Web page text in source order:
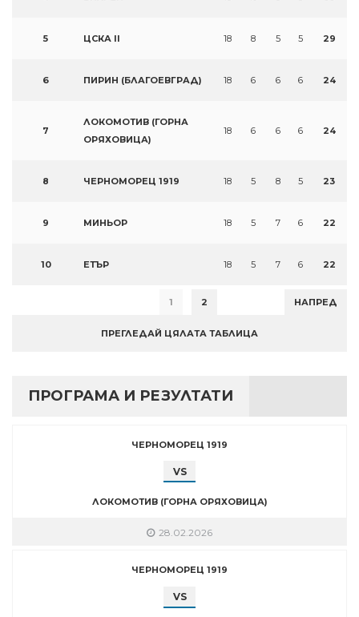
5 ЦСКА II 18 8 5 5 29
6 ПИРИН (БЛАГОЕВГРАД) 18 6 6 6 24
7
ЛОКОМОТИВ (ГОРНА
ОРЯХОВИЦА)
18 6 6 6 24
8 ЧЕРНОМОРЕЦ 1919 18 5 8 5 23
9 МИНЬОР 18 5 7 6 22
10 ЕТЪР 18 5 7 6 22
1 2 НАПРЕД
ПРЕГЛЕДАЙ ЦЯЛАТА ТАБЛИЦА
ПРОГРАМА И РЕЗУЛТАТИ
ЧЕРНОМОРЕЦ 1919
VS
ЛОКОМОТИВ (ГОРНА ОРЯХОВИЦА)
28.02.2026
ЧЕРНОМОРЕЦ 1919
VS